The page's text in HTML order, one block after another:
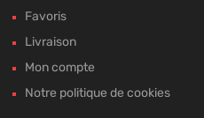
Favoris
Livraison
Mon compte
Notre politique de cookies